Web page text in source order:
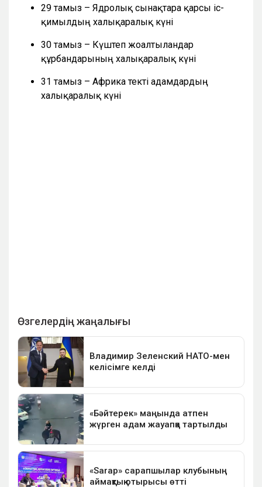
29 тамыз – Ядролық сынақтарға қарсы іс-
қимылдың халықаралық күні
30 тамыз – Күштеп жоғалтылғандар
құрбандарының халықаралық күні
31 тамыз – Африка текті адамдардың
халықаралық күні